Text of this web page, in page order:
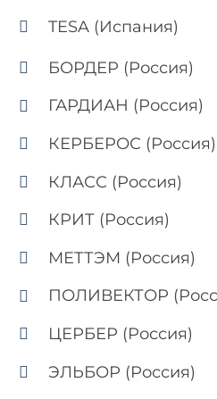
TESA (Испания)
БОРДЕР (Россия)
ГАРДИАН (Россия)
КЕРБЕРОС (Россия)
КЛАСС (Россия)
КРИТ (Россия)
МЕТТЭМ (Россия)
ПОЛИВЕКТОР
ЦЕРБЕР (Россия)
ЭЛЬБОР (Россия)